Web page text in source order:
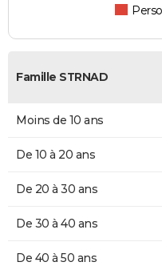
Famille STRNAD
Moins de 10 ans
De 10 à 20 ans
De 20 à 30 ans
De 30 à 40 ans
De 40 à 50 ans